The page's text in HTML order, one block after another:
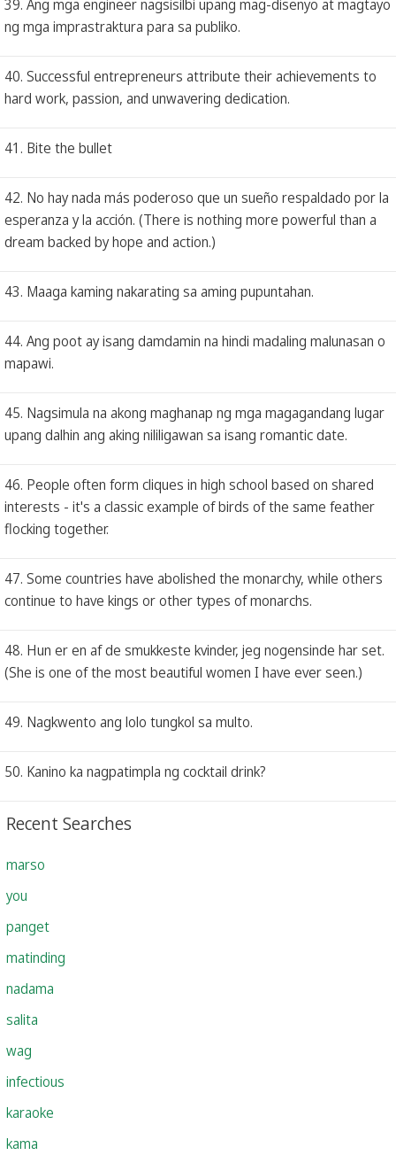
39. Ang mga engineer nagsisilbi upang mag-disenyo at magtayo
ng mga imprastraktura para sa publiko.
40. Successful entrepreneurs attribute their achievements to
hard work, passion, and unwavering dedication.
41. Bite the bullet
42. No hay nada más poderoso que un sueño respaldado por la
esperanza y la acción. (There is nothing more powerful than a
dream backed by hope and action.)
43. Maaga kaming nakarating sa aming pupuntahan.
44. Ang poot ay isang damdamin na hindi madaling malunasan o
mapawi.
45. Nagsimula na akong maghanap ng mga magagandang lugar
upang dalhin ang aking nililigawan sa isang romantic date.
46. People often form cliques in high school based on shared
interests - it's a classic example of birds of the same feather
flocking together.
47. Some countries have abolished the monarchy, while others
continue to have kings or other types of monarchs.
48. Hun er en af ​​de smukkeste kvinder, jeg nogensinde har set.
(She is one of the most beautiful women I have ever seen.)
49. Nagkwento ang lolo tungkol sa multo.
50. Kanino ka nagpatimpla ng cocktail drink?
Recent Searches
marso
you
panget
matinding
nadama
salita
wag
infectious
karaoke
kama